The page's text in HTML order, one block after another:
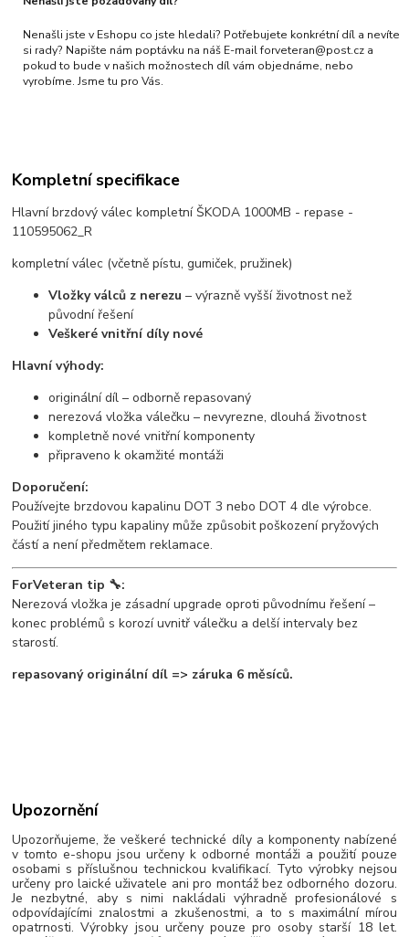
Nenašli jste v Eshopu co jste hledali? Potřebujete konkrétní díl a nevíte
si rady? Napište nám poptávku na náš E-mail forveteran@post.cz a
pokud to bude v našich možnostech díl vám objednáme, nebo
vyrobíme. Jsme tu pro Vás.
Kompletní specifikace
Hlavní brzdový válec kompletní ŠKODA 1000MB - repase -
110595062_R
kompletní válec (včetně pístu, gumiček, pružinek)
Vložky válců z nerezu – výrazně vyšší životnost než
původní řešení
Veškeré vnitřní díly nové
Hlavní výhody:
originální díl – odborně repasovaný
nerezová vložka válečku – nevyrezne, dlouhá životnost
kompletně nové vnitřní komponenty
připraveno k okamžité montáži
Doporučení:
Používejte brzdovou kapalinu DOT 3 nebo DOT 4 dle výrobce.
Použití jiného typu kapaliny může způsobit poškození pryžových
částí a není předmětem reklamace.
ForVeteran tip 🔧:
Nerezová vložka je zásadní upgrade oproti původnímu řešení –
konec problémů s korozí uvnitř válečku a delší intervaly bez
starostí.
repasovaný originální díl => záruka 6 měsíců.
Upozornění
Upozorňujeme, že veškeré technické díly a komponenty nabízené
v tomto e-shopu jsou určeny k odborné montáži a použití pouze
osobami s příslušnou technickou kvalifikací. Tyto výrobky nejsou
určeny pro laické uživatele ani pro montáž bez odborného dozoru.
Je nezbytné, aby s nimi nakládali výhradně profesionálové s
odpovídajícími znalostmi a zkušenostmi, a to s maximální mírou
opatrnosti. Výrobky jsou určeny pouze pro osoby starší 18 let.